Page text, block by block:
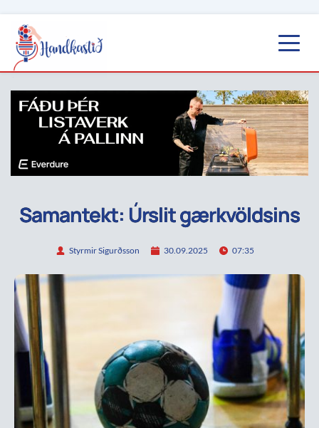
Samantekt: Úrslit gærkvöldsins
Styrmir Sigurðsson 30.09.2025 07:35